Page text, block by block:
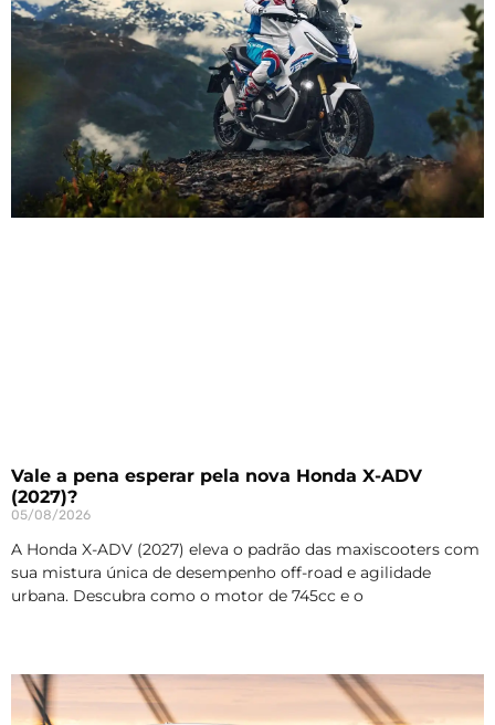
Vale a pena esperar pela nova Honda X-ADV
(2027)?
05/08/2026
A Honda X-ADV (2027) eleva o padrão das maxiscooters com
sua mistura única de desempenho off-road e agilidade
urbana. Descubra como o motor de 745cc e o